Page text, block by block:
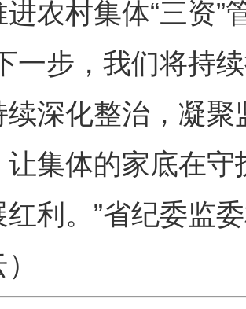
村集体“三资”
一步，我们将持
续深化整治，凝
让集体的家底在
红利。”省纪委监